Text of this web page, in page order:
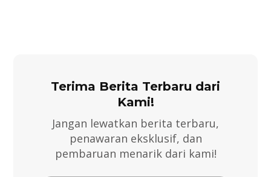
Terima Berita Terbaru dari
Kami!
Jangan lewatkan berita terbaru,
penawaran eksklusif, dan
pembaruan menarik dari kami!